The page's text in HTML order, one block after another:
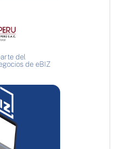
del
de eBIZ